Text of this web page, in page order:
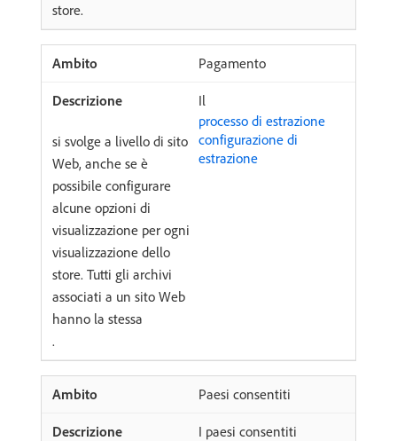
store.
Pagamento
Il
processo di estrazione
si svolge a livello di sito
Web, anche se è
possibile configurare
alcune opzioni di
visualizzazione per ogni
visualizzazione dello
store. Tutti gli archivi
associati a un sito Web
hanno la stessa
configurazione di
estrazione
.
Paesi consentiti
I paesi consentiti